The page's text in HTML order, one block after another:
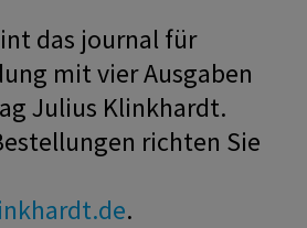
das journal für
mit vier Ausgaben
Julius Klinkhardt.
richten Sie
.